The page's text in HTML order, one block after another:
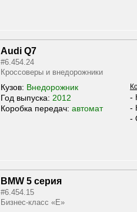
Audi Q7
#6.454.24
Кроссоверы и внедорожники
Кузов: Внедорожник
Год выпуска: 2012
Коробка передач: автомат
-
-
-
BMW 5 серия
#6.454.15
Бизнес-класс «E»